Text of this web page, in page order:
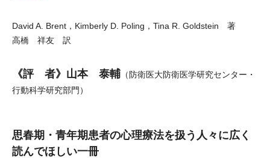
David A. Brent，Kimberly D. Poling，Tina R. Goldstein 著
高橋 祥友 訳
《評 者》山本 泰輔 （防衛医大防衛医学研究センター・
行動科学研究部門）
思春期・青年期患者の心理療法を扱う人々に広く
読んでほしい一冊